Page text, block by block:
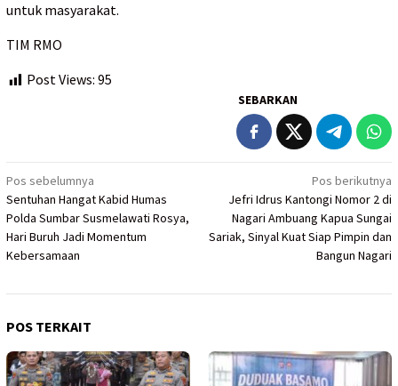
untuk masyarakat.
TIM RMO
Post Views: 95
SEBARKAN
Navigasi
pos
Pos sebelumnya
Sentuhan Hangat Kabid Humas
Polda Sumbar Susmelawati Rosya,
Hari Buruh Jadi Momentum
Kebersamaan
Pos berikutnya
Jefri Idrus Kantongi Nomor 2 di
Nagari Ambuang Kapua Sungai
Sariak, Sinyal Kuat Siap Pimpin dan
Bangun Nagari
POS TERKAIT